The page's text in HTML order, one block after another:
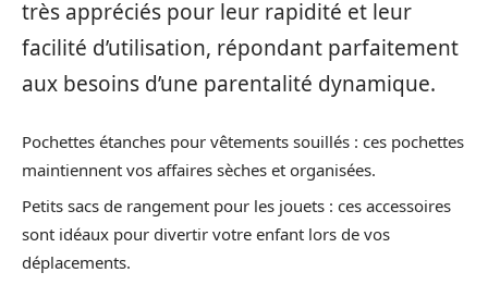
très appréciés pour leur rapidité et leur
facilité d’utilisation, répondant parfaitement
aux besoins d’une parentalité dynamique.
Pochettes étanches pour vêtements souillés : ces pochettes
maintiennent vos affaires sèches et organisées.
Petits sacs de rangement pour les jouets : ces accessoires
sont idéaux pour divertir votre enfant lors de vos
déplacements.